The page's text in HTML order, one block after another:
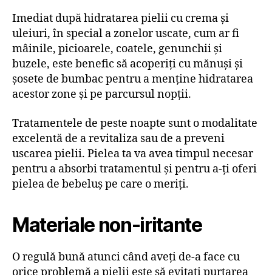
Imediat după hidratarea pielii cu crema și
uleiuri, în special a zonelor uscate, cum ar fi
mâinile, picioarele, coatele, genunchii și
buzele, este benefic să acoperiți cu mănuși și
șosete de bumbac pentru a menține hidratarea
acestor zone și pe parcursul nopții.
Tratamentele de peste noapte sunt o modalitate
excelentă de a revitaliza sau de a preveni
uscarea pielii. Pielea ta va avea timpul necesar
pentru a absorbi tratamentul și pentru a-ți oferi
pielea de bebeluș pe care o meriți.
Materiale non-iritante
O regulă bună atunci când aveți de-a face cu
orice problemă a pielii este să evitați purtarea